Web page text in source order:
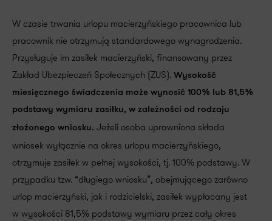
W czasie trwania urlopu macierzyńskiego pracownica lub
pracownik nie otrzymują standardowego wynagrodzenia.
Przysługuje im zasiłek macierzyński, finansowany przez
Zakład Ubezpieczeń Społecznych (ZUS). Wysokość
miesięcznego świadczenia może wynosić 100% lub 81,5%
podstawy wymiaru zasiłku, w zależności od rodzaju
złożonego wniosku. Jeżeli osoba uprawniona składa
wniosek wyłącznie na okres urlopu macierzyńskiego,
otrzymuje zasiłek w pełnej wysokości, tj. 100% podstawy. W
przypadku tzw. “długiego wniosku”, obejmującego zarówno
urlop macierzyński, jak i rodzicielski, zasiłek wypłacany jest
w wysokości 81,5% podstawy wymiaru przez cały okres